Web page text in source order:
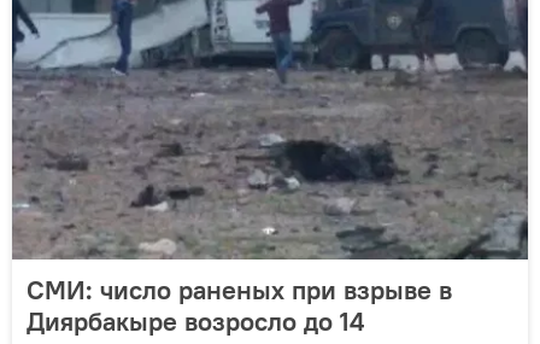
СМИ: число раненых при взрыве в
Диярбакыре возросло до 14